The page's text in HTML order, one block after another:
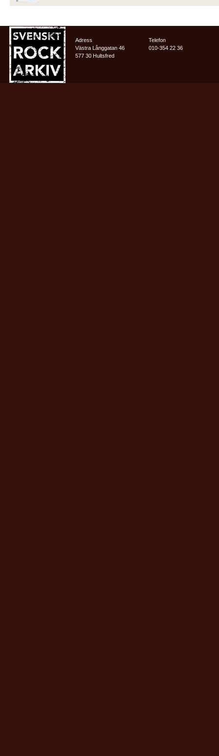
Adress
Västra Långgatan 46
577 30 Hultsfred
Telefon
010-354 22 36